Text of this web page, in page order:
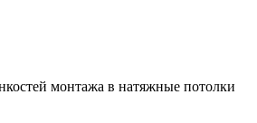
монтажа в натяжные потолки